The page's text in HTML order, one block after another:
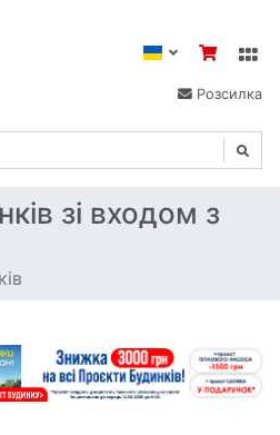
Розсилка
зі входом з